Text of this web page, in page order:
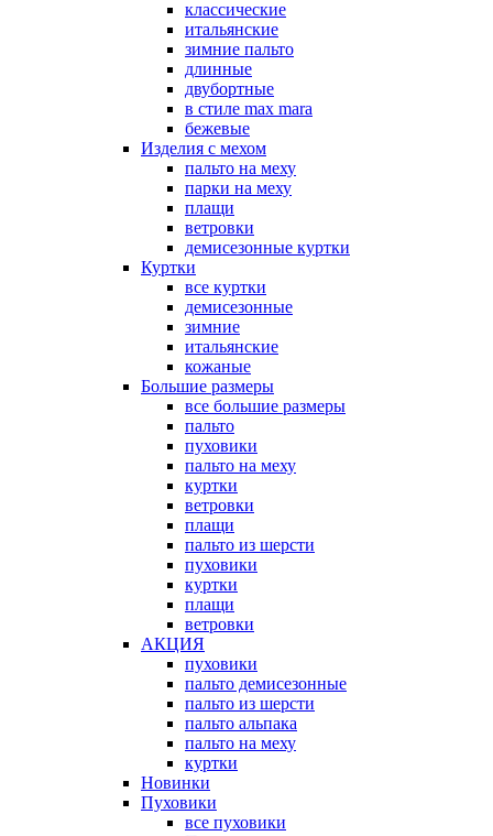
классические
итальянские
зимние пальто
длинные
двубортные
в стиле max mara
бежевые
Изделия с мехом
пальто на меху
парки на меху
плащи
ветровки
демисезонные куртки
Куртки
все куртки
демисезонные
зимние
итальянские
кожаные
Большие размеры
все большие размеры
пальто
пуховики
пальто на меху
куртки
ветровки
плащи
пальто из шерсти
пуховики
куртки
плащи
ветровки
АКЦИЯ
пуховики
пальто демисезонные
пальто из шерсти
пальто альпака
пальто на меху
куртки
Новинки
Пуховики
все пуховики